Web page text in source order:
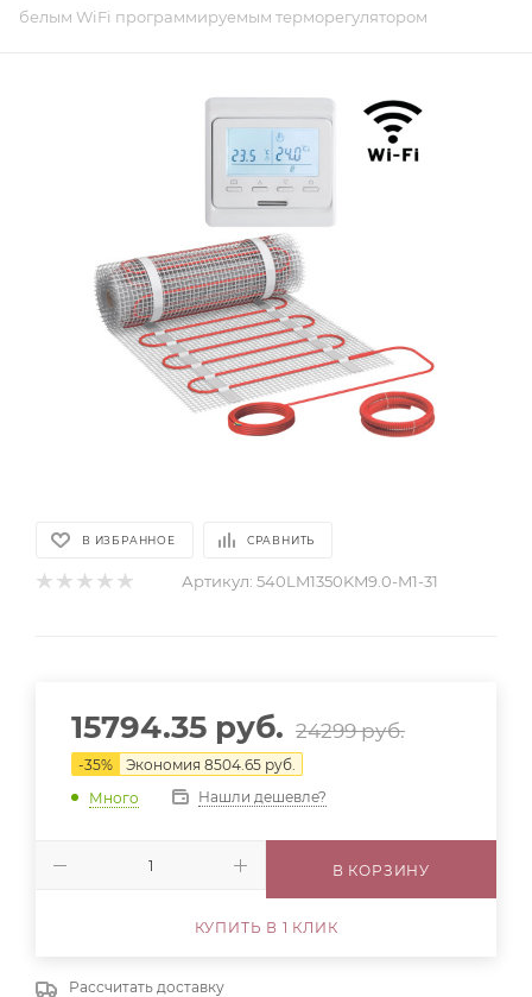
белым WiFi программируемым терморегулятором
В ИЗБРАННОЕ СРАВНИТЬ
Артикул: 540LM1350KM9.0-M1-31
15794.35 руб. 24299руб.
-35% Экономия 8504.65 руб.
Много
Нашли дешевле?
В КОРЗИНУ
КУПИТЬ В 1 КЛИК
Рассчитать доставку